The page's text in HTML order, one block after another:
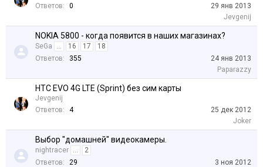
Ответов:
0
29 янв 2013
Jevgenij
NOKIA 5800 - когда появится в наших магазинах?
SeGa ... 16 17
18
Ответов:
355
24 янв 2013
Paparazzy
HTC EVO 4G LTE (Sprint) без сим карты
Jevgenij
Ответов:
4
25 дек 2012
Joker
Выбор "домашней" видеокамеры.
nightracer ...
2
Ответов:
29
3 ноя 2012